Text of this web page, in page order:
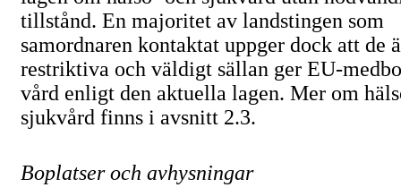
tillstånd. En majoritet av landstingen som
samordnaren kontaktat uppger dock att de
restriktiva och väldigt sällan ger EU-
vård enligt den aktuella lagen. Mer om
sjukvård finns i avsnitt 2.3.
Boplatser och avhysningar